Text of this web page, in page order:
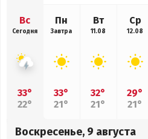
Вс
Сегодня
33°
22°
Пн
Завтра
33°
21°
Вт
11.08
32°
21°
Ср
12.08
29°
21°
Воскресенье, 9 августа